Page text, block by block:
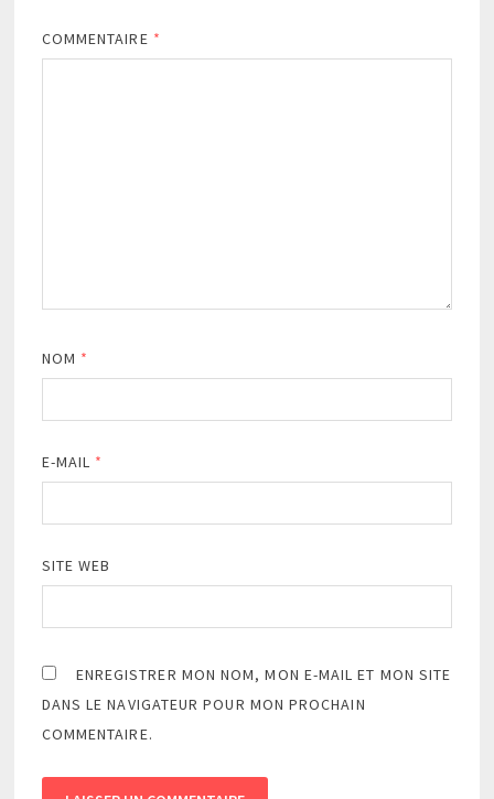
COMMENTAIRE *
NOM *
E-MAIL *
SITE WEB
ENREGISTRER MON NOM, MON E-MAIL ET MON SITE
DANS LE NAVIGATEUR POUR MON PROCHAIN
COMMENTAIRE.